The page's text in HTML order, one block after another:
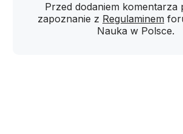
Przed dodaniem komentarza
zapoznanie z Regulaminem
Nauka w Polsce.